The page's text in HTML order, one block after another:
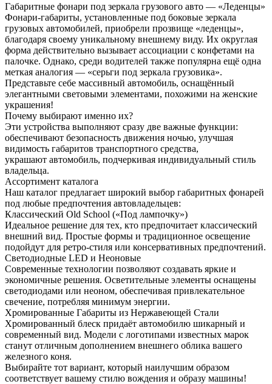
Габаритные фонари под зеркала грузового авто — «Леденцы»
Фонари-габариты, установленные под боковые зеркала
грузовых автомобилей, приобрели прозвище «леденцы»,
благодаря своему уникальному внешнему виду. Их округлая
форма действительно вызывает ассоциации с конфетами на
палочке. Однако, среди водителей также популярна ещё одна
меткая аналогия — «серьги под зеркала грузовика».
Представьте себе массивный автомобиль, оснащённый
элегантными световыми элементами, похожими на женские
украшения!
Почему выбирают именно их?
Эти устройства выполняют сразу две важные функции:
обеспечивают безопасность движения ночью, улучшая
видимость габаритов транспортного средства,
украшают автомобиль, подчеркивая индивидуальный стиль
владельца.
Ассортимент каталога
Наш каталог предлагает широкий выбор габаритных фонарей
под любые предпочтения автовладельцев:
Классический Old School («Под лампочку»)
Идеальное решение для тех, кто предпочитает классический
внешний вид. Простые формы и традиционное освещение
подойдут для ретро-стиля или консервативных предпочтений.
Светодиодные LED и Неоновые
Современные технологии позволяют создавать яркие и
экономичные решения. Осветительные элементы оснащены
светодиодами или неоном, обеспечивая привлекательное
свечение, потребляя минимум энергии.
Хромированные Габариты из Нержавеющей Стали
Хромированный блеск придаёт автомобилю шикарный и
современный вид. Модели с логотипами известных марок
станут отличным дополнением внешнего облика вашего
железного коня.
Выбирайте тот вариант, который наилучшим образом
соответствует вашему стилю вождения и образу машины!